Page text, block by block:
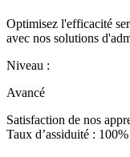
Optimisez l'efficacité
avec nos solutions
Niveau :
Avancé
Satisfaction de nos
Taux d’assiduité : 100%